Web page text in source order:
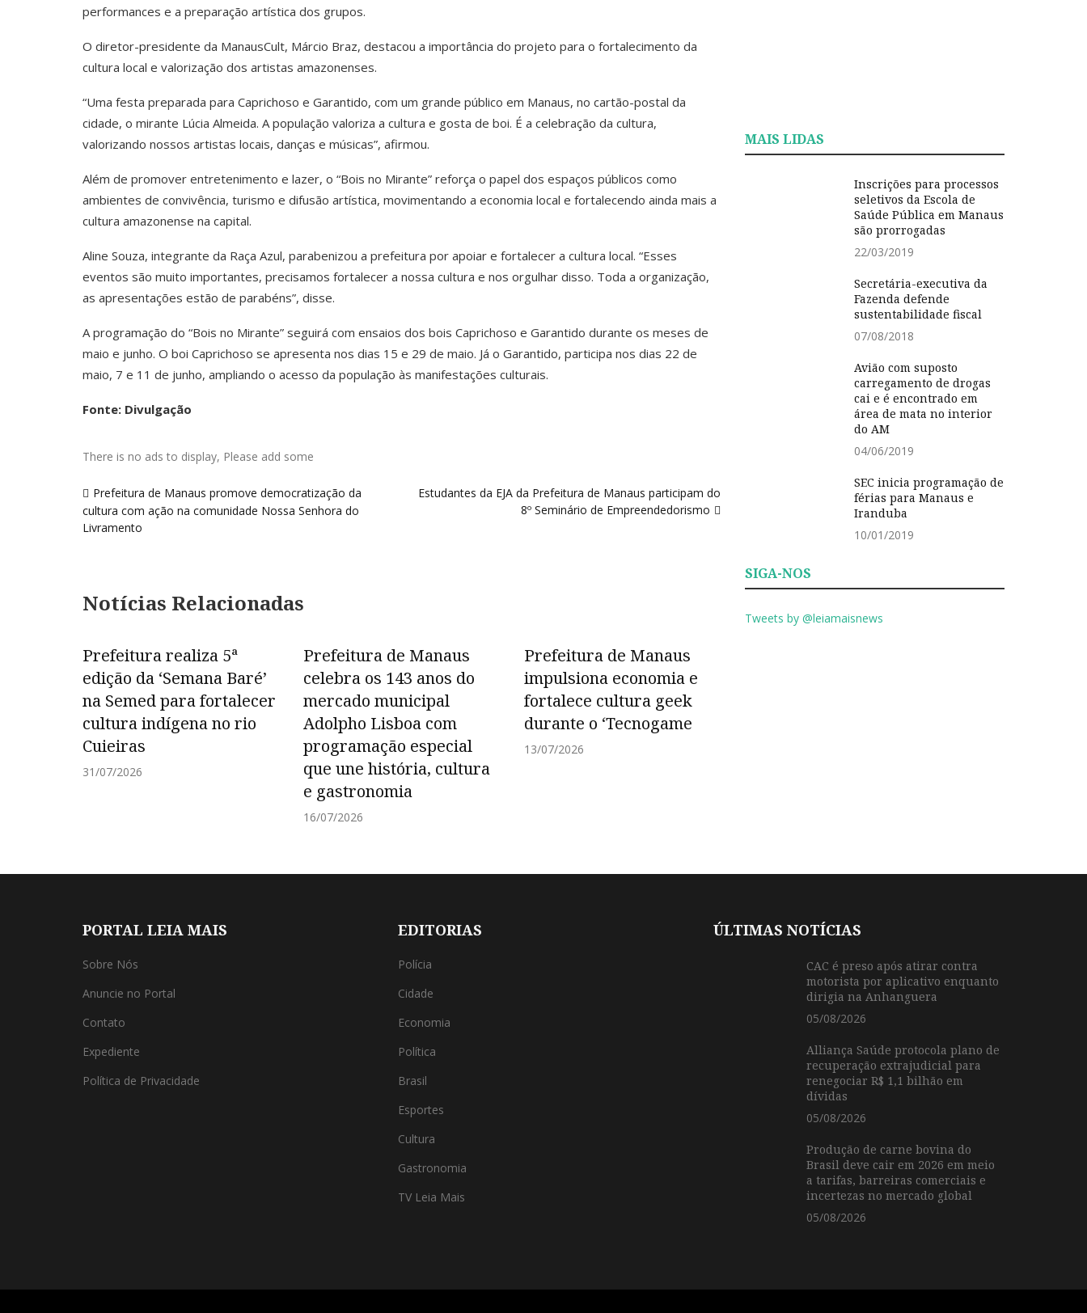
performances e a preparação artística dos grupos.
O diretor-presidente da ManausCult, Márcio Braz, destacou a importância do projeto para o fortalecimento da
cultura local e valorização dos artistas amazonenses.
“Uma festa preparada para Caprichoso e Garantido, com um grande público em Manaus, no cartão-postal da
cidade, o mirante Lúcia Almeida. A população valoriza a cultura e gosta de boi. É a celebração da cultura,
valorizando nossos artistas locais, danças e músicas”, afirmou.
Além de promover entretenimento e lazer, o “Bois no Mirante” reforça o papel dos espaços públicos como
ambientes de convivência, turismo e difusão artística, movimentando a economia local e fortalecendo ainda mais a
cultura amazonense na capital.
Aline Souza, integrante da Raça Azul, parabenizou a prefeitura por apoiar e fortalecer a cultura local. “Esses
eventos são muito importantes, precisamos fortalecer a nossa cultura e nos orgulhar disso. Toda a organização,
as apresentações estão de parabéns”, disse.
A programação do “Bois no Mirante” seguirá com ensaios dos bois Caprichoso e Garantido durante os meses de
maio e junho. O boi Caprichoso se apresenta nos dias 15 e 29 de maio. Já o Garantido, participa nos dias 22 de
maio, 7 e 11 de junho, ampliando o acesso da população às manifestações culturais.
Fonte: Divulgação
There is no ads to display, Please add some
de
Post
Prefeitura de Manaus promove democratização da
cultura com ação na comunidade Nossa Senhora do
Livramento
Estudantes da EJA da Prefeitura de Manaus participam do
8º Seminário de Empreendedorismo
Notícias Relacionadas
Prefeitura realiza 5ª
edição da ‘Semana Baré’
na Semed para fortalecer
cultura indígena no rio
Cuieiras
31/07/2026
Prefeitura de Manaus
celebra os 143 anos do
mercado municipal
Adolpho Lisboa com
programação especial
que une história, cultura
e gastronomia
16/07/2026
Prefeitura de Manaus
impulsiona economia e
fortalece cultura geek
durante o ‘Tecnogame
13/07/2026
MAIS LIDAS
Inscrições para processos
seletivos da Escola de
Saúde Pública em Manaus
são prorrogadas
22/03/2019
Secretária-executiva da
Fazenda defende
sustentabilidade fiscal
07/08/2018
Avião com suposto
carregamento de drogas
cai e é encontrado em
área de mata no interior
do AM
04/06/2019
SEC inicia programação de
férias para Manaus e
Iranduba
10/01/2019
SIGA-NOS
Tweets by @leiamaisnews
PORTAL LEIA MAIS
Sobre Nós
Anuncie no Portal
Contato
Expediente
Política de Privacidade
EDITORIAS
Polícia
Cidade
Economia
Política
Brasil
Esportes
Cultura
Gastronomia
TV Leia Mais
ÚLTIMAS NOTÍCIAS
CAC é preso após atirar contra
motorista por aplicativo enquanto
dirigia na Anhanguera
05/08/2026
Alliança Saúde protocola plano de
recuperação extrajudicial para
renegociar R$ 1,1 bilhão em
dívidas
05/08/2026
Produção de carne bovina do
Brasil deve cair em 2026 em meio
a tarifas, barreiras comerciais e
incertezas no mercado global
05/08/2026